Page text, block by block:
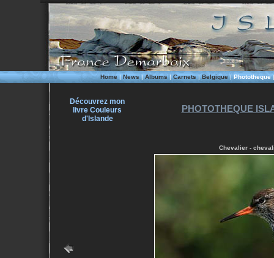
Home|News|Albums|Carnets|Belgique|Phototheque
Découvrez mon
livre Couleurs
d'Islande
PHOTOTHEQUE
Chevalier -